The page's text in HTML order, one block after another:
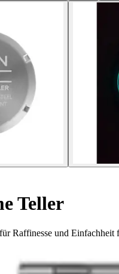
Teller
Raffinesse und Einfachheit